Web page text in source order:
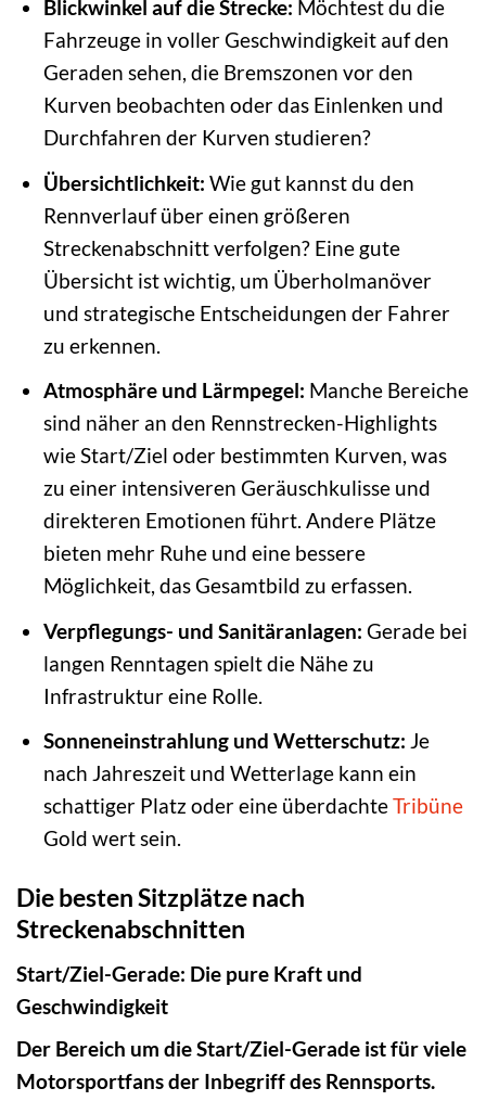
Blickwinkel auf die Strecke: Möchtest du die
Fahrzeuge in voller Geschwindigkeit auf den
Geraden sehen, die Bremszonen vor den
Kurven beobachten oder das Einlenken und
Durchfahren der Kurven studieren?
Übersichtlichkeit: Wie gut kannst du den
Rennverlauf über einen größeren
Streckenabschnitt verfolgen? Eine gute
Übersicht ist wichtig, um Überholmanöver
und strategische Entscheidungen der Fahrer
zu erkennen.
Atmosphäre und Lärmpegel: Manche Bereiche
sind näher an den Rennstrecken-Highlights
wie Start/Ziel oder bestimmten Kurven, was
zu einer intensiveren Geräuschkulisse und
direkteren Emotionen führt. Andere Plätze
bieten mehr Ruhe und eine bessere
Möglichkeit, das Gesamtbild zu erfassen.
Verpflegungs- und Sanitäranlagen: Gerade bei
langen Renntagen spielt die Nähe zu
Infrastruktur eine Rolle.
Sonneneinstrahlung und Wetterschutz: Je
nach Jahreszeit und Wetterlage kann ein
schattiger Platz oder eine überdachteTribüne
Gold wert sein.
Die besten Sitzplätze nach
Streckenabschnitten
Start/Ziel-Gerade: Die pure Kraft und
Geschwindigkeit
Der Bereich um die Start/Ziel-Gerade ist für viele
Motorsportfans der Inbegriff des Rennsports.